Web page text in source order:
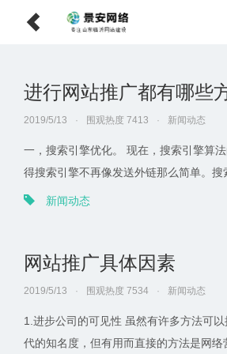
进行网站推广都有哪些
2019/5/13 · 围观热度 7413 · 新闻动态
一，搜索引擎优化。 现在，搜索引擎算
得搜索引擎不再像发送外链那么简单。
的开发方向规划，网站的整体布局和维护
新闻动态
网站推广具体因素
2019/5/13 · 围观热度 7534 · 新闻动态
1.进步公司的可见性 虽然有许多方法可
代的知名度，但有用而直接的方法是网络